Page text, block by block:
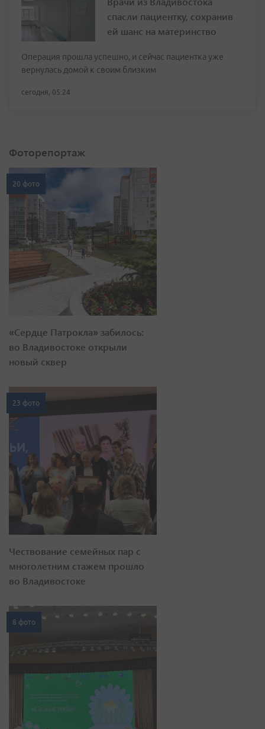
спасли пациентку, сохранив
ей шанс на материнство
Операция прошла успешно, и сейчас пациентка уже
вернулась домой к своим близким
сегодня, 05:24
Фоторепортаж
20 фото
«Сердце Патрокла» забилось:
во Владивостоке открыли
новый сквер
23 фото
Чествование семейных пар с
многолетним стажем прошло
во Владивостоке
8 фото